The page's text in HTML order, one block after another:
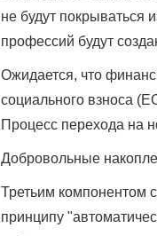
не будут покрываться
профессий будут
Ожидается, что
социального взноса
Процесс перехода на
Добровольные
Третьим компонентом
принципу